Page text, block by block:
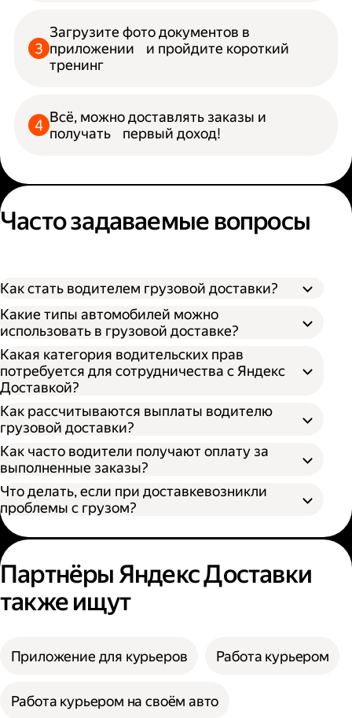
Загрузите фото документов в
приложении и пройдите короткий
тренинг
Всё, можно доставлять заказы и
получать первый доход!
Часто задаваемые вопросы
Как стать водителем грузовой доставки?
Какие типы автомобилей можно
использовать в грузовой доставке?
S — от 170 × 100 × 90 см
M — от 260 × 130 × 150 см
L — от 380 × 180 × 180 см
XL — от 400 × 190 × 200 см
Какая категория водительских прав
потребуется для сотрудничества с Яндекс
Доставкой?
Как рассчитываются выплаты водителю
грузовой доставки?
Как часто водители получают оплату за
выполненные заказы?
Что делать, если при доставкевозникли
проблемы с грузом?
Партнёры Яндекс Доставки
также ищут
Приложение для курьеров Работа курьером
Работа курьером на своём авто